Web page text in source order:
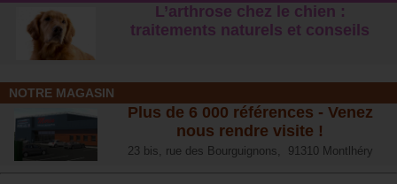
L’arthrose chez le chien :
traitements naturels et conseils
NOTRE MAGASIN
Plus de 6 000 références - Venez
nous rendre visite !
23 bis, rue des Bourguignons, 91310 Montlhéry